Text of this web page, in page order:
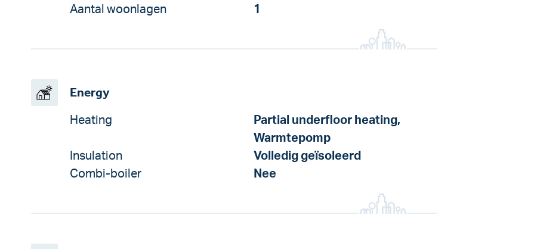
Aantal woonlagen
1
Energy
Heating
Partial underfloor heating,
Warmtepomp
Insulation
Volledig geïsoleerd
Combi-boiler
Nee